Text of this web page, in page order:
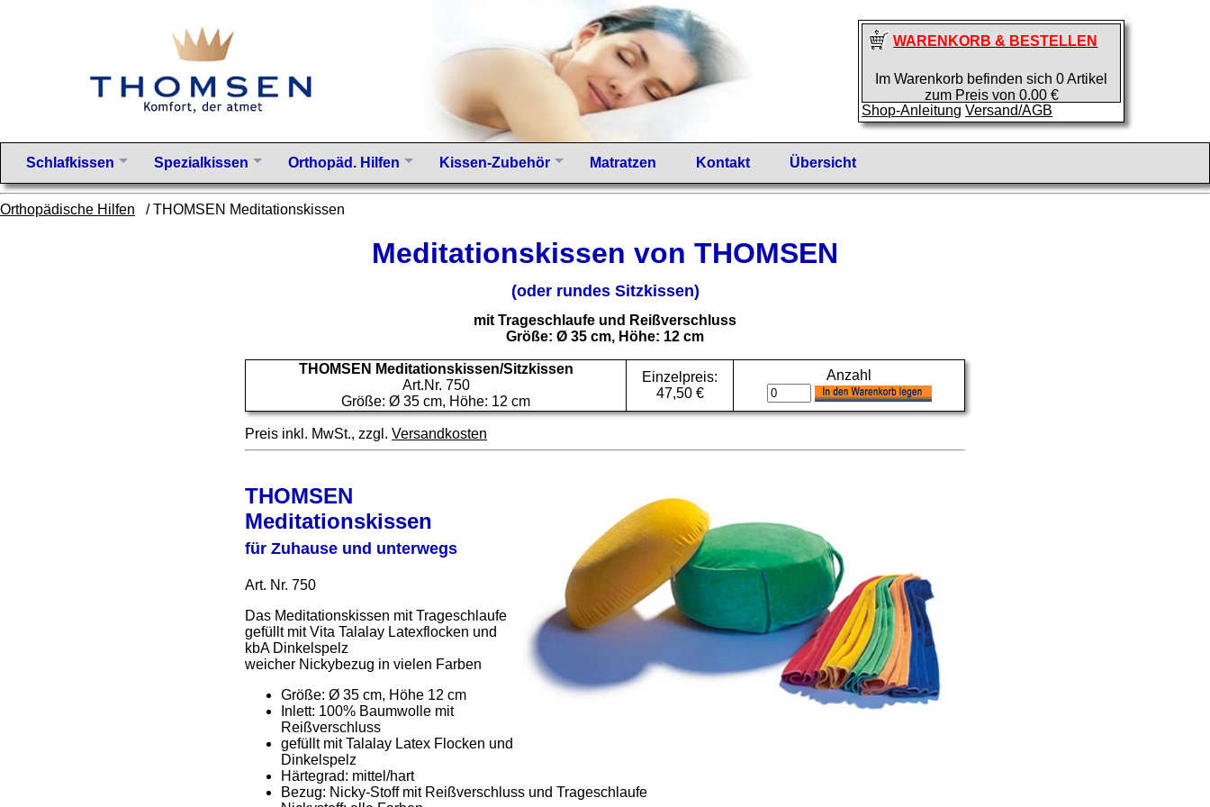
WARENKORB & BESTELLEN
Im Warenkorb befinden sich 0 Artikel
zum Preis von 0.00 €
Shop-Anleitung Versand/AGB
Schlafkissen Spezialkissen Orthopäd. Hilfen Kissen-Zubehör Matratzen Kontakt Übersicht
Orthopädische Hilfen / THOMSEN Meditationskissen
Meditationskissen von THOMSEN
(oder rundes Sitzkissen)
mit Trageschlaufe und Reißverschluss
Größe: Ø 35 cm, Höhe: 12 cm
THOMSEN Meditationskissen/Sitzkissen
Art.Nr. 750
Größe: Ø 35 cm, Höhe: 12 cm
Einzelpreis:
47,50 €
Anzahl
Preis inkl. MwSt., zzgl. Versandkosten
THOMSEN
Meditationskissen
für Zuhause und unterwegs
Art. Nr. 750
Das Meditationskissen mit Trageschlaufe
gefüllt mit Vita Talalay Latexflocken und
kbA Dinkelspelz
weicher Nickybezug in vielen Farben
Größe: Ø 35 cm, Höhe 12 cm
Inlett: 100% Baumwolle mit
Reißverschluss
gefüllt mit Talalay Latex Flocken und
Dinkelspelz
Härtegrad: mittel/hart
Bezug: Nicky-Stoff mit Reißverschluss und Trageschlaufe